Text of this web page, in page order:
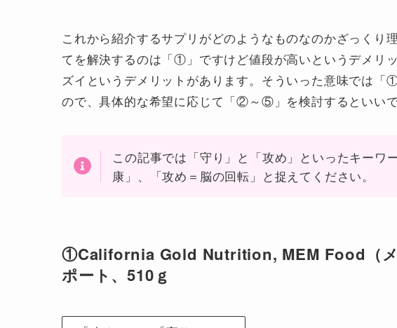
これから紹介するサプリがどのようなものなのかざっくり
てを解決するのは「①」ですけど値段が高いというデメリ
ズイというデメリットがあります。そういった意味では
ので、具体的な希望に応じて「②～⑤」を検討するといいで
この記事では「守り」と「攻め」といったキーワ
康」、「攻め＝脳の回転」と捉えてください。
①California Gold Nutrition, MEM Food（メ
ポート、510ｇ